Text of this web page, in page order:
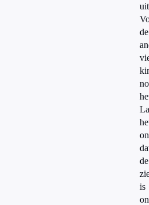
de
de
is